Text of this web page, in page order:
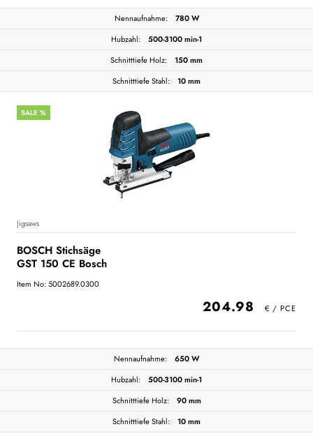
Nennaufnahme:
780 W
Hubzahl:
500-3100 min-1
Schnitttiefe Holz:
150 mm
Schnitttiefe Stahl:
10 mm
SALE %
Jigsaws
BOSCH Stichsäge
GST 150 CE Bosch
Item No: 5002689.0300
204.98
Nennaufnahme:
650 W
Hubzahl:
500-3100 min-1
Schnitttiefe Holz:
90 mm
Schnitttiefe Stahl:
10 mm